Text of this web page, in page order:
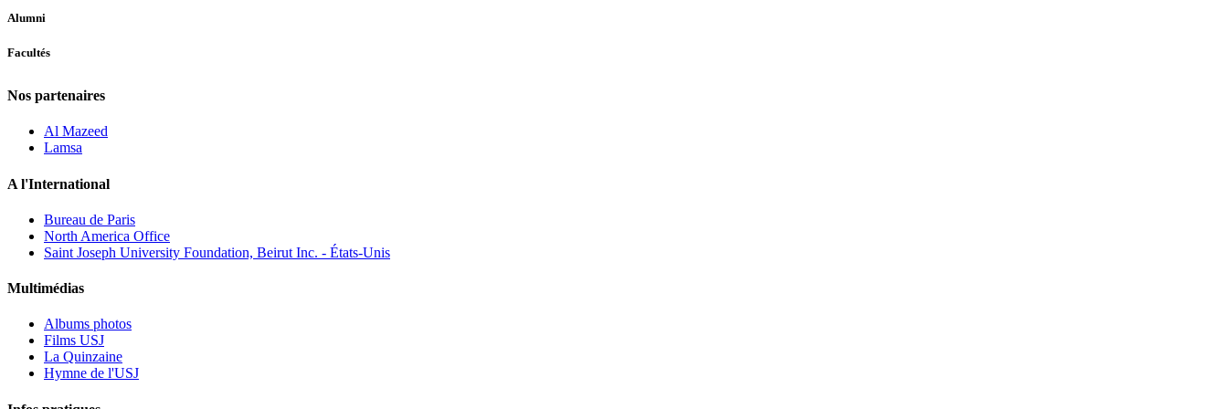
Alumni
Facultés
Nos partenaires
Al Mazeed
Lamsa
A l'International
Bureau de Paris
North America Office
Saint Joseph University Foundation, Beirut Inc. - États-Unis
Multimédias
Albums photos
Films USJ
La Quinzaine
Hymne de l'USJ